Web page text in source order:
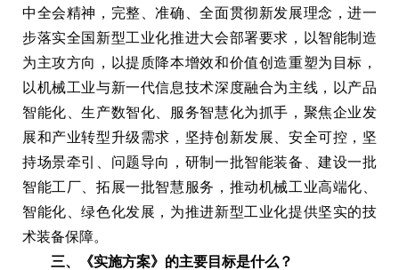
中全会精神，完整、准确、全面贯彻新发展理念，进一
步落实全国新型工业化推进大会部署要求，以智能制造
为主攻方向，以提质降本增效和价值创造重塑为目标，
以机械工业与新一代信息技术深度融合为主线，以产品
智能化、生产数智化、服务智慧化为抓手，聚焦企业发
展和产业转型升级需求，坚持创新发展、安全可控，坚
持场景牵引、问题导向，研制一批智能装备、建设一批
智能工厂、拓展一批智慧服务，推动机械工业高端化、
智能化、绿色化发展，为推进新型工业化提供坚实的技
术装备保障。
三、《实施方案》的主要目标是什么？